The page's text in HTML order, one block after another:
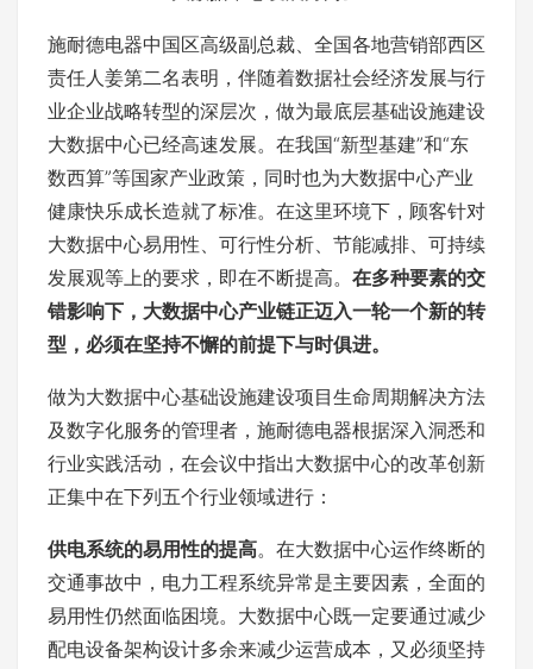
施耐德电器中国区高级副总裁、全国各地营销部西区
责任人姜第二名表明，伴随着数据社会经济发展与行
业企业战略转型的深层次，做为最底层基础设施建设
大数据中心已经高速发展。在我国“新型基建”和“东
数西算”等国家产业政策，同时也为大数据中心产业
健康快乐成长造就了标准。在这里环境下，顾客针对
大数据中心易用性、可行性分析、节能减排、可持续
发展观等上的要求，即在不断提高。 在多种要素的交
错影响下，大数据中心产业链正迈入一轮一个新的转
型，必须在坚持不懈的前提下与时俱进。
做为大数据中心基础设施建设项目生命周期解决方法
及数字化服务的管理者，施耐德电器根据深入洞悉和
行业实践活动，在会议中指出大数据中心的改革创新
正集中在下列五个行业领域进行：
供电系统的易用性的提高。在大数据中心运作终断的
交通事故中，电力工程系统异常是主要因素，全面的
易用性仍然面临困境。大数据中心既一定要通过减少
配电设备架构设计多余来减少运营成本，又必须坚持